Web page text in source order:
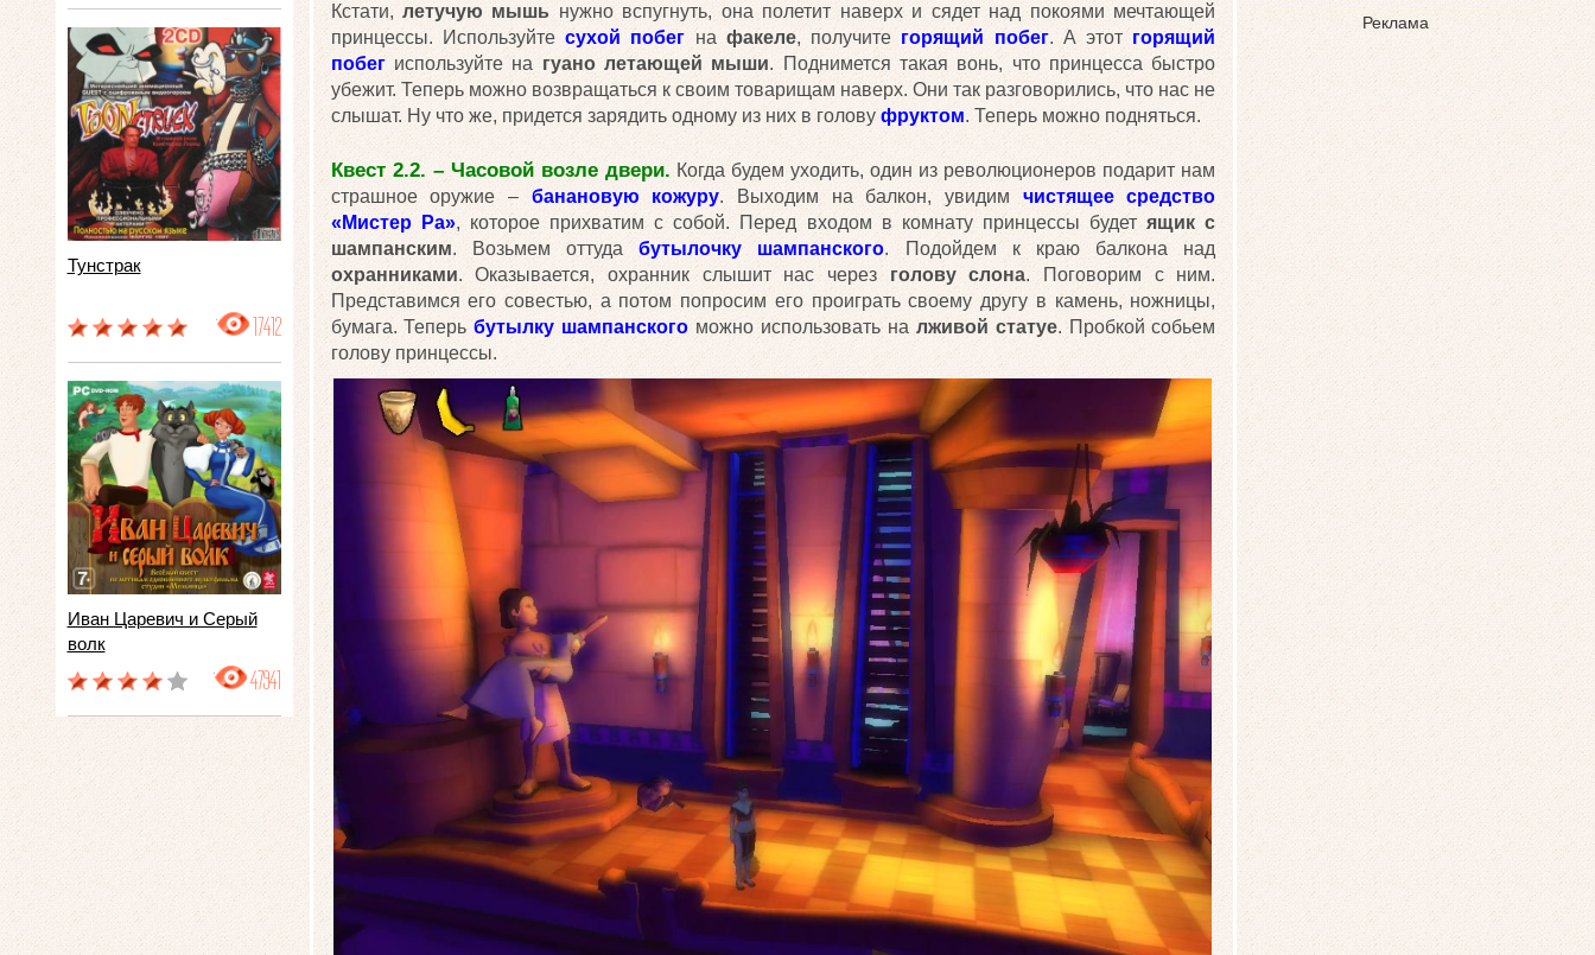
Тунстрак
17412
Иван Царевич и Серый
волк
47941
Кстати, летучую мышь нужно вспугнуть, она полетит наверх и сядет над покоями мечтающей
принцессы. Используйтесухой побег на факеле, получите горящий побег. А этот горящий
побегиспользуйте на гуано летающей мыши. Поднимется такая вонь, что принцесса быстро
убежит. Теперь можно возвращаться к своим товарищам наверх. Они так разговорились, что нас не
слышат. Ну что же, придется зарядить одному из них в головуфруктом. Теперь можно подняться.
Квест 2.2. – Часовой возле двери. Когда будем уходить, один из революционеров подарит нам
страшное оружие – банановую кожуру. Выходим на балкон, увидим чистящее средство
«Мистер Ра», которое прихватим с собой. Перед входом в комнату принцессы будетящик с
шампанским. Возьмем оттудабутылочку шампанского. Подойдем к краю балкона над
охранниками. Оказывается, охранник слышит нас через голову слона. Поговорим с ним.
Представимся его совестью, а потом попросим его проиграть своему другу в камень, ножницы,
бумага. Теперьбутылку шампанского можно использовать на лживой статуе. Пробкой собьем
голову принцессы.
Реклама